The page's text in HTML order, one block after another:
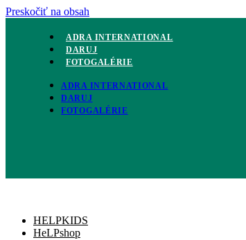
Preskočiť na obsah
ADRA INTERNATIONAL
DARUJ
FOTOGALÉRIE
ADRA INTERNATIONAL
DARUJ
FOTOGALÉRIE
HELPKIDS
HeLPshop